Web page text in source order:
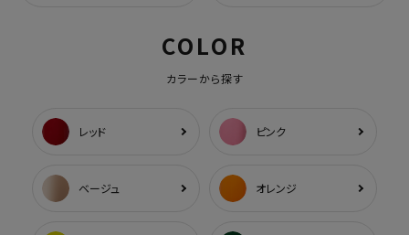
COLOR
カラーから探す
レッド ピンク
ベージュ オレンジ